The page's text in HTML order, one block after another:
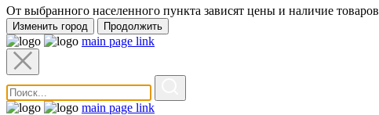
От выбранного населенного пункта зависят цены и наличие товаров
Изменить город Продолжить
main page link
main page link